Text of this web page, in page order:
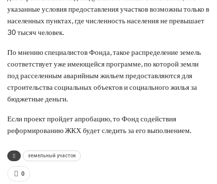
указанные условия предоставления участков возможны только в
населенных пунктах, где численность населения не превышает
30 тысяч человек.
По мнению специалистов Фонда, такое распределение земель
соответствует уже имеющейся программе, по которой земли
под расселенным аварийным жильем предоставляются для
строительства социальных объектов и социального жилья за
бюджетные деньги.
Если проект пройдет апробацию, то Фонд содействия
реформированию ЖКХ будет следить за его выполнением.
земельный участок
0